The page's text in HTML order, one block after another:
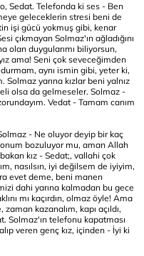
Sedat. Telefonda ki ses - Ben
geleceklerin stresi beni de
işi gücü yokmuş gibi, kenar
çıkmayan Solmaz'ın ağladığını
olan duygularımı biliyorsun,
ama! Seni çok seveceğimden
aynı ismin gibi, yeter ki,
yarına kızlar beni yalnız
olsa da gelmeseler. Solmaz -
Vedat - Tamam canım
- Ne oluyor deyip bir kaç
bozuluyor mu, aman Allah
kız - Sedat;, vallahi çok
nasılsın, iyi değilsem de iyiyim,
evet deme, beni manen
dahi yarına kalmadan bu gece
mı kaçırdın, olmaz öyle! Ama
kazanalım, kapı açıldı,
Solmaz'ın telefonu kapatması
veren genç kız, içinden - İyi ki